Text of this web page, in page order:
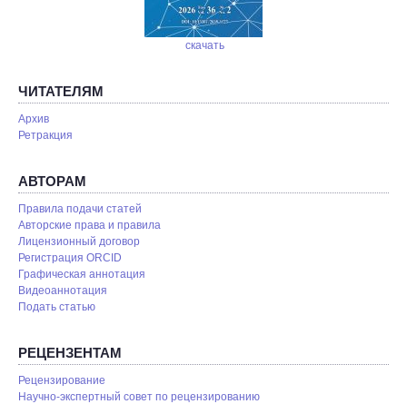
скачать
ЧИТАТЕЛЯМ
Архив
Ретракция
АВТОРАМ
Правила подачи статей
Авторские права и правила
Лицензионный договор
Регистрация ORCID
Графическая аннотация
Видеоаннотация
Подать статью
РЕЦЕНЗЕНТАМ
Рецензирование
Научно-экспертный совет по рецензированию